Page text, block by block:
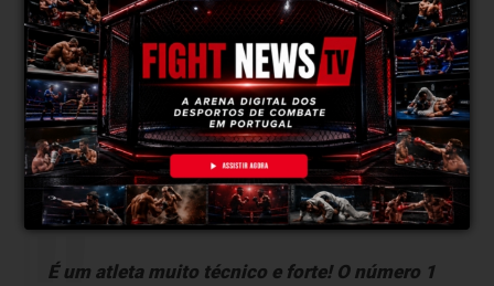
Imagem instagram
“Estou entusiasmado com esta guerra”
FightNews: O que conheces do jogo do teu
adversário? E qual a vossa expectativa para este
combate?
É um atleta muito técnico e forte! O número 1